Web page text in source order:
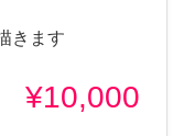
きます
¥10,000